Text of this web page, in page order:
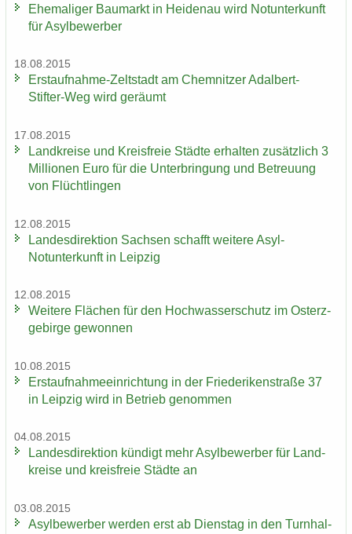
Ehe­ma­li­ger Bau­markt in Hei­den­au wird Not­un­ter­kunft
für Asyl­be­wer­ber
18.08.2015
Erstaufnahme-​Zeltstadt am Chem­nit­zer Adalbert-​
Stifter-Weg wird ge­räumt
17.08.2015
Land­krei­se und Kreis­freie Städ­te er­hal­ten zu­sätz­lich 3
Mil­lio­nen Euro für die Un­ter­brin­gung und Be­treu­ung
von Flücht­lin­gen
12.08.2015
Lan­des­di­rek­ti­on Sach­sen schafft wei­te­re Asyl-​
Notunterkunft in Leip­zig
12.08.2015
Wei­te­re Flä­chen für den Hoch­was­ser­schutz im Ost­erz­
ge­bir­ge ge­won­nen
10.08.2015
Erst­auf­nah­me­ein­rich­tung in der Frie­de­ri­ken­stra­ße 37
in Leip­zig wird in Be­trieb ge­nom­men
04.08.2015
Lan­des­di­rek­ti­on kün­digt mehr Asyl­be­wer­ber für Land­
krei­se und kreis­freie Städ­te an
03.08.2015
Asyl­be­wer­ber wer­den erst ab Diens­tag in den Turn­hal­